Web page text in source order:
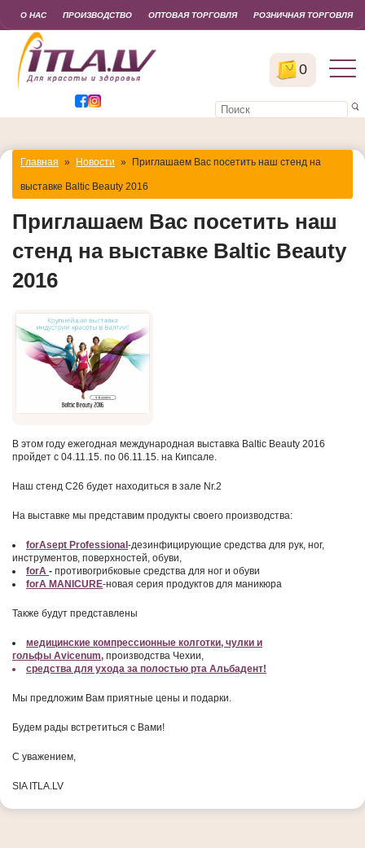
0
О НАС ПРОИЗВОДСТВО ОПТОВАЯ ТОРГОВЛЯ РОЗНИЧНАЯ ТОРГОВЛЯ
Главная » Новости » Приглашаем Вас посетить наш стенд на
выставке Baltic Beauty 2016
Приглашаем Вас посетить наш
стенд на выставке Baltic Beauty
2016
В этом году ежегодная международная выставка Baltic Beauty 2016
пройдет с 04.11.15. по 06.11.15. на Кипсале.
Наш стенд C26 будет находиться в зале Nr.2
На выставке мы представим продукты своего производства:
forAsept Professional -дезинфицирующие средства для рук, ног,
инструментов, поверхностей, обуви,
forA - противогрибковые средства для ног и обуви
forA MANICURE-новая серия продуктов для маникюра
Также будут представлены
медицинские компрессионные колготки, чулки и
гольфы Avicenum, производства Чехии,
средства для ухода за полостью рта Альбадент!
Мы предложим Вам приятные цены и подарки.
Будем рады встретиться с Вами!
С уважением,
SIA ITLA.LV